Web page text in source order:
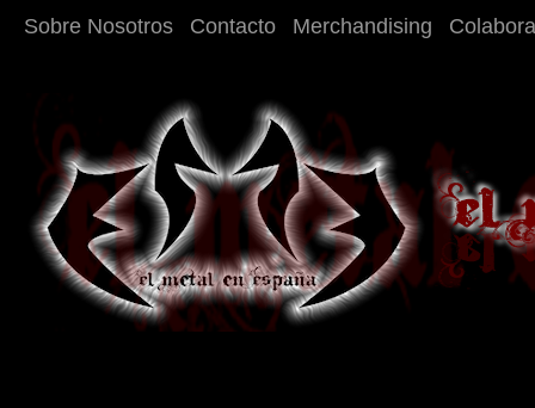
Sobre Nosotros Contacto Merchandising